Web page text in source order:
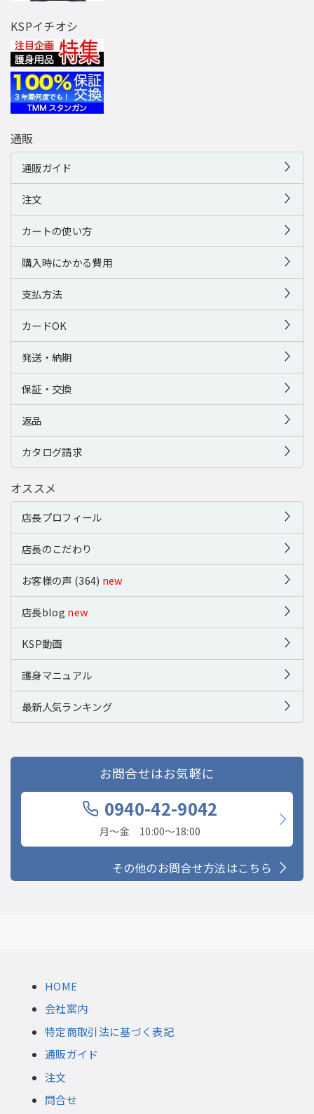
KSPイチオシ
通販
通販ガイド
注文
カートの使い方
購入時にかかる費用
支払方法
カードOK
発送・納期
保証・交換
返品
カタログ請求
オススメ
店長プロフィール
店長のこだわり
お客様の声 (364) new
店長blog new
KSP動画
護身マニュアル
最新人気ランキング
お問合せはお気軽に
0940-42-9042
月〜金 10:00〜18:00
その他のお問合せ方法はこちら
HOME
会社案内
特定商取引法に基づく表記
通販ガイド
注文
問合せ